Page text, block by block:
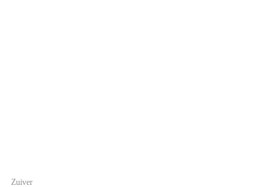
Zuiver